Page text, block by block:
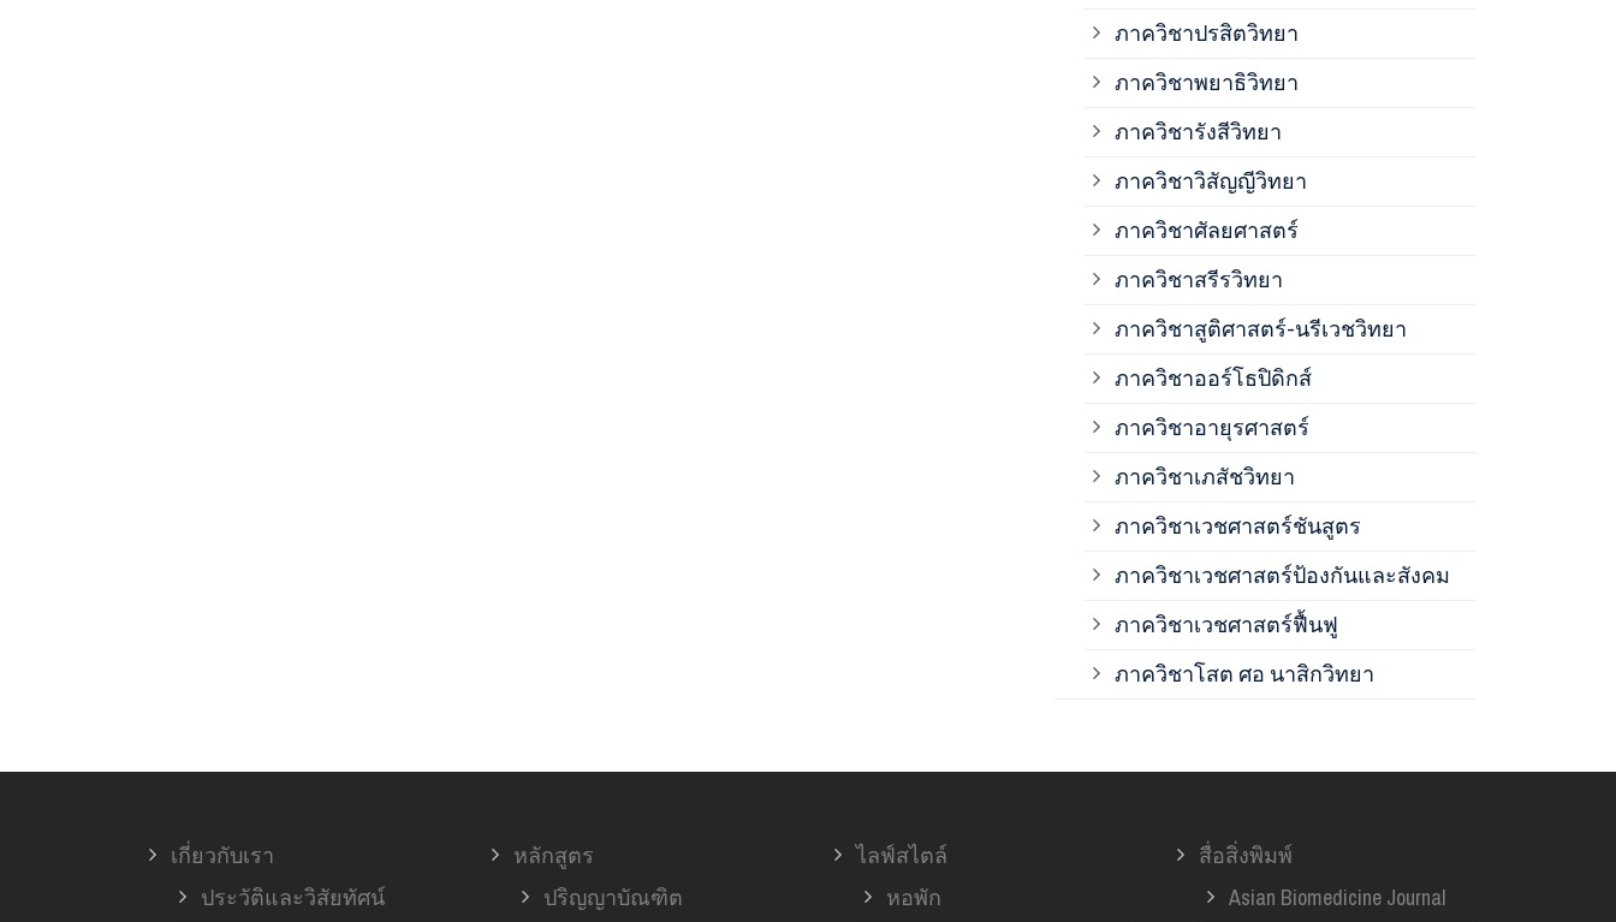
ภาควิชาปรสิตวิทยา
ภาควิชาพยาธิวิทยา
ภาควิชารังสีวิทยา
ภาควิชาวิสัญญีวิทยา
ภาควิชาศัลยศาสตร์
ภาควิชาสรีรวิทยา
ภาควิชาสูติศาสตร์-นรีเวชวิทยา
ภาควิชาออร์โธปิดิกส์
ภาควิชาอายุรศาสตร์
ภาควิชาเภสัชวิทยา
ภาควิชาเวชศาสตร์ชันสูตร
ภาควิชาเวชศาสตร์ป้องกันและสังคม
ภาควิชาเวชศาสตร์ฟื้นฟู
ภาควิชาโสต ศอ นาสิกวิทยา
เกี่ยวกับเรา
ประวัติและวิสัยทัศน์
หลักสูตร
ปริญญาบัณฑิต
ไลฟ์สไตล์
หอพัก
สื่อสิ่งพิมพ์
Asian Biomedicine Journal